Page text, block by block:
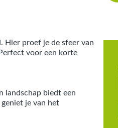
Hier proef je de sfeer van
voor een korte
landschap biedt een
je van het